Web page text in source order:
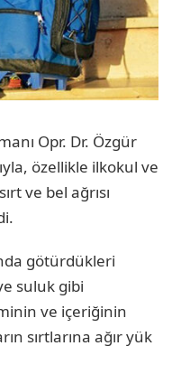
Opr. Dr. Özgür
özellikle ilkokul ve
ve bel ağrısı
götürdükleri
suluk gibi
ve içeriğinin
sırtlarına ağır yük